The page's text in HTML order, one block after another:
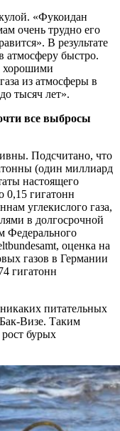
«Фукоидан
очень трудно его
В результате
атмосферу быстро.
хорошими
из атмосферы в
тысяч лет».
все выбросы
Подсчитано, что
(один миллиард
настоящего
0,15 гигатонн
углекислого газа,
в долгосрочной
Федерального
оценка на
газов в Германии
гигатонн
питательных
Визе. Таким
бурых